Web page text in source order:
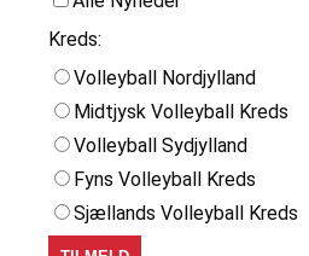
Kreds:
Volleyball Nordjylland
Midtjysk Volleyball Kreds
Volleyball Sydjylland
Fyns Volleyball Kreds
Sjællands Volleyball Kreds